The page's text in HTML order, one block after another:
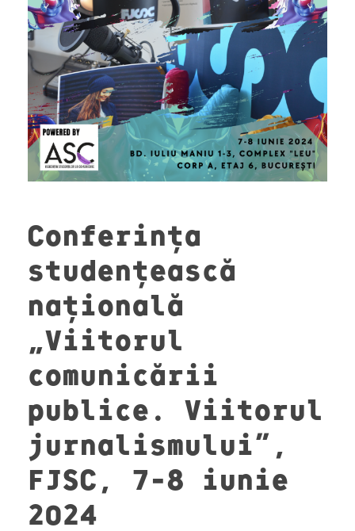
Conferința
studențească
națională
„Viitorul
comunicării
publice. Viitorul
jurnalismului”,
FJSC, 7-8 iunie
2024